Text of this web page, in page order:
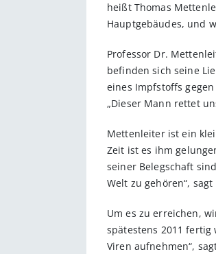
heißt Thomas
Hauptgebäudes, und
Professor Dr.
befinden sich seine
eines Impfstoffs
„Dieser Mann rettet
Mettenleiter ist ein
Zeit ist es ihm
seiner Belegschaft
Welt zu gehören“,
Um es zu erreichen,
spätestens 2011
Viren aufnehmen“,